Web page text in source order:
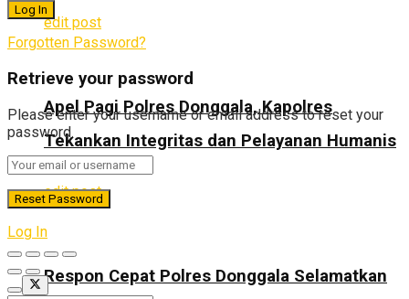
edit post
Apel Pagi Polres Donggala, Kapolres
Tekankan Integritas dan Pelayanan Humanis
edit post
Respon Cepat Polres Donggala Selamatkan
Forgotten Password?
Retrieve your password
Please enter your username or email address to reset your
password.
Log In